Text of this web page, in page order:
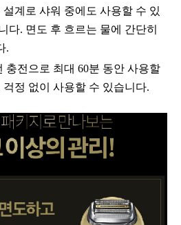
설계로 샤워 중에도 사용할 수 있
다. 면도 후 흐르는 물에 간단히
.
충전으로 최대 60분 동안 사용할
정 없이 사용할 수 있습니다.